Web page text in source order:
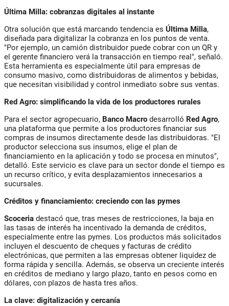
Última Milla: cobranzas digitales al instante
Otra solución que está marcando tendencia es Última Milla,
diseñada para digitalizar la cobranza en los puntos de venta.
"Por ejemplo, un camión distribuidor puede cobrar con un QR y
el gerente financiero verá la transacción en tiempo real", señaló.
Esta herramienta es especialmente útil para empresas de
consumo masivo, como distribuidoras de alimentos y bebidas,
que necesitan visibilidad y control inmediato sobre sus ventas.
Red Agro: simplificando la vida de los productores rurales
Para el sector agropecuario, Banco Macro desarrolló Red Agro,
una plataforma que permite a los productores financiar sus
compras de insumos directamente desde las distribuidoras. "El
productor selecciona sus insumos, elige el plan de
financiamiento en la aplicación y todo se procesa en minutos",
detalló. Este servicio es clave para un sector donde el tiempo es
un recurso crítico, y evita desplazamientos innecesarios a
sucursales.
Créditos y financiamiento: creciendo con las pymes
Scoceria destacó que, tras meses de restricciones, la baja en
las tasas de interés ha incentivado la demanda de créditos,
especialmente entre las pymes. Los productos más solicitados
incluyen el descuento de cheques y facturas de crédito
electrónicas, que permiten a las empresas obtener liquidez de
forma rápida y sencilla. Además, se observa un creciente interés
en créditos de mediano y largo plazo, tanto en pesos como en
dólares, con plazos de hasta tres años.
La clave: digitalización y cercanía